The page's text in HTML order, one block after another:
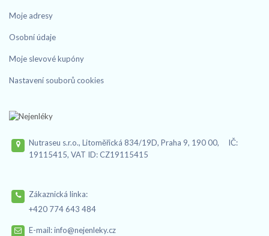
Moje adresy
Osobní údaje
Moje slevové kupóny
Nastavení souborů cookies
Nutraseu s.r.o., Litoměřická 834/19D, Praha 9, 190 00, IČ:
19115415, VAT ID: CZ19115415
Zákaznická linka:
+420 774 643 484
E-mail:info@nejenleky.cz